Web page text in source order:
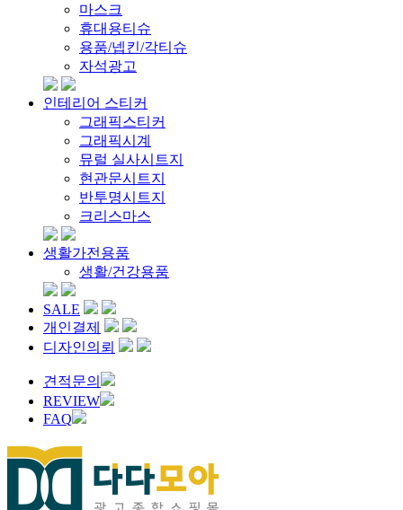
마스크
휴대용티슈
용품/넵킨/각티슈
자석광고
인테리어 스티커
그래픽스티커
그래픽시계
뮤럴 실사시트지
현관문시트지
반투명시트지
크리스마스
생활가전용품
생활/건강용품
SALE
개인결제
디자인의뢰
견적문의
REVIEW
FAQ